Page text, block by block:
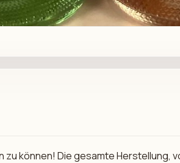
können! Die gesamte Herstellung,